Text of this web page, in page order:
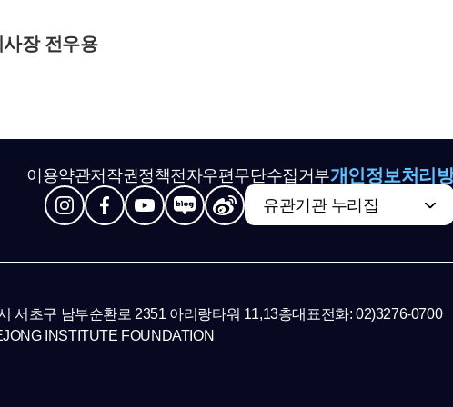
장 전우용
이용약관저작권정책전자우편무단수집거부개인정보처리
유관기관 누리집
서초구 남부순환로 2351 아리랑타워 11,13층대표전화: 02)3276-0700
INSTITUTE FOUNDATION